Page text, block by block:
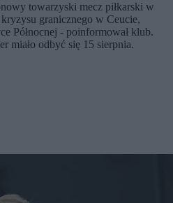
towarzyski mecz piłkarski w
granicznego w Ceucie,
Północnej - poinformował klub.
miało odbyć się 15 sierpnia.